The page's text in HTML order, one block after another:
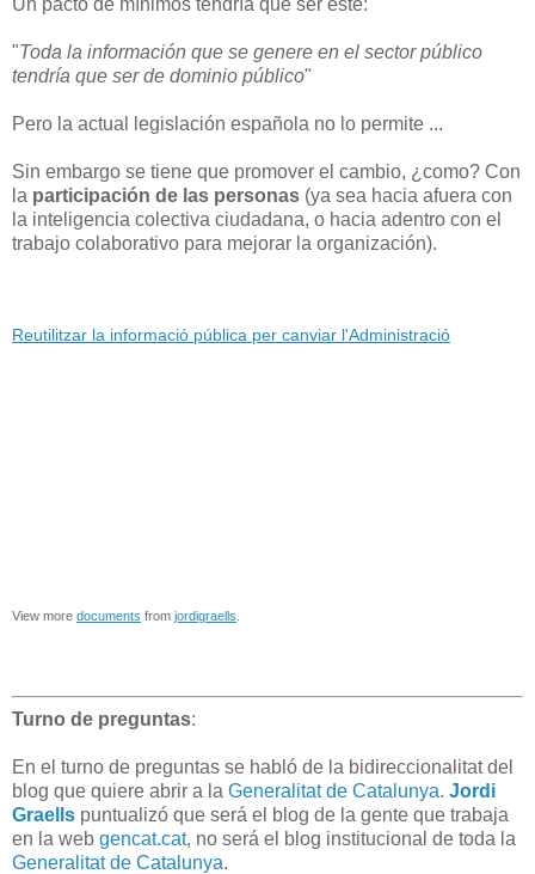
"Toda la información que se genere en el sector público
tendría que ser de dominio público"
Pero la actual legislación española no lo permite ...
Sin embargo se tiene que promover el cambio, ¿como? Con
la participación de las personas (ya sea hacia afuera con
la inteligencia colectiva ciudadana, o hacia adentro con el
trabajo colaborativo para mejorar la organización).
Reutilitzar la informació pública per canviar l'Administració
View more documents from jordigraells
Turno de preguntas:
En el turno de preguntas se habló de la bidireccionalitat del
blog que quiere abrir a la Generalitat de Catalunya. Jordi
Graells puntualizó que será el blog de la gente que trabaja
en la web gencat.cat, no será el blog institucional de toda la
Generalitat de Catalunya.